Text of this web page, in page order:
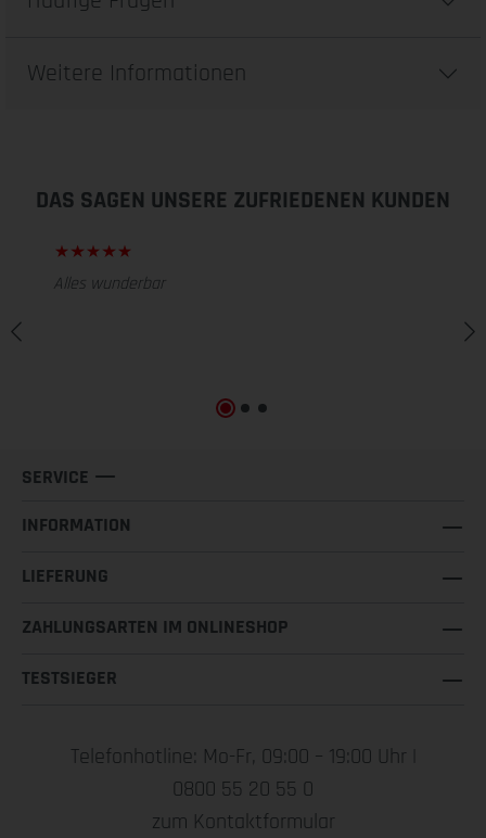
Weitere Informationen
DAS SAGEN UNSERE ZUFRIEDENEN KUNDEN
Alles wunderbar
SERVICE
INFORMATION
LIEFERUNG
ZAHLUNGSARTEN IM ONLINESHOP
TESTSIEGER
Telefonhotline: Mo-Fr, 09:00 – 19:00 Uhr |
0800 55 20 55 0
zum Kontaktformular